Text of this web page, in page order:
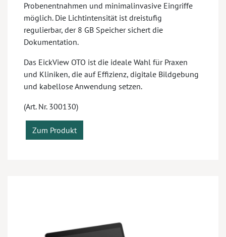
Probenentnahmen und minimalinvasive Eingriffe
möglich. Die Lichtintensität ist dreistufig
regulierbar, der 8 GB Speicher sichert die
Dokumentation.
Das EickView OTO ist die ideale Wahl für Praxen
und Kliniken, die auf Effizienz, digitale Bildgebung
und kabellose Anwendung setzen.
(Art. Nr. 300130)
Zum Produkt